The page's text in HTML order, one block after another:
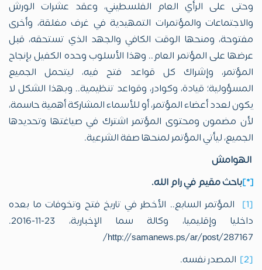
وحتى على الرأي العام الفلسطيني، وعقد عشرات الورش
والاجتماعات والمؤتمرات التمهيدية في غرف مغلقة، وأخرى
مفتوحة، ومنحها الوقت الكافي والجهد الذي تستحقه، قبل
عرضها على المؤتمر العام.. وهذا الأسلوب وحده الكفيل بإنجاح
المؤتمر، وإشراك كل قواعد فتح فيه، ليتحمل الجميع
المسؤولية؛ قيادة، وكوادر، وقواعد تنظيمية.. وبهذا الشكل لا
يكون لعدد أعضاء المؤتمر، أو للأسماء المشاركة أهمية حاسمة،
لأن مضمون ومحتوى المؤتمر اشترك في صياغتها وتحديدها
الجميع، ليأتي المؤتمر لمنحها صفة الشرعية.
الهوامش
[*]باحث مقيم في رام الله.
[1]
المؤتمر السابع.. الأخطر في تاريخ فتح وتخوفات ما بعده
داخليا وإقليميا، وكالة سما الإخبارية، 23-11-2016.
http://samanews.ps/ar/post/287167/
[2]
المصدر نفسه.